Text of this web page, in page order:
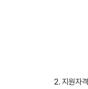
2. 지원자격